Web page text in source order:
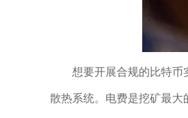
想要开展合规的比特币
散热系统。电费是挖矿最大